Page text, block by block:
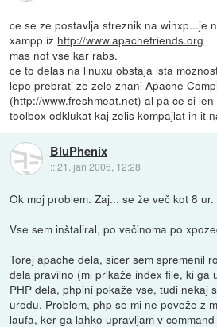
ce se ze postavlja streznik na winxp...je
xampp iz http://www.apachefriends.org
mas not vse kar rabs.
ce to delas na linuxu obstaja ista
lepo prebrati ze zelo znani Apache
(http://www.freshmeat.net) al pa ce si
toolbox odklukat kaj zelis kompajlat in it
BluPhenix
::21. jan 2006, 12:28
Ok moj problem. Zaj... se že več kot 8 ur.
Vse sem inštaliral, po večinoma po
Torej apache dela, sicer sem spremenil
dela pravilno (mi prikaže index file, ki ga
PHP dela, phpini pokaže vse, tudi nekaj
uredu. Problem, php se mi ne poveže z
laufa, ker ga lahko upravljam v